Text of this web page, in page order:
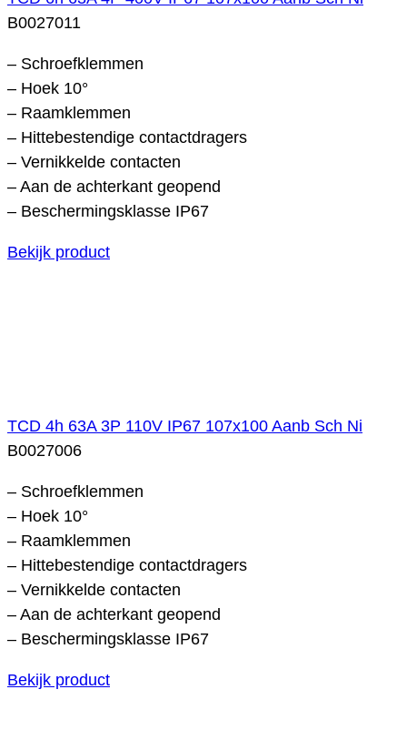
B0027011
– Schroefklemmen
– Hoek 10°
– Raamklemmen
– Hittebestendige contactdragers
– Vernikkelde contacten
– Aan de achterkant geopend
– Beschermingsklasse IP67
Bekijk product
TCD 4h 63A 3P 110V IP67 107x100 Aanb Sch Ni
B0027006
– Schroefklemmen
– Hoek 10°
– Raamklemmen
– Hittebestendige contactdragers
– Vernikkelde contacten
– Aan de achterkant geopend
– Beschermingsklasse IP67
Bekijk product